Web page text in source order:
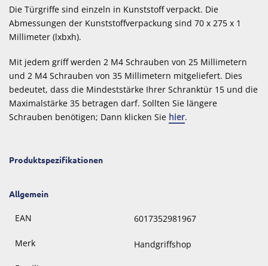
Die Türgriffe sind einzeln in Kunststoff verpackt. Die
Abmessungen der Kunststoffverpackung sind 70 x 275 x 1
Millimeter (lxbxh).
Mit jedem griff werden 2 M4 Schrauben von 25 Millimetern
und 2 M4 Schrauben von 35 Millimetern mitgeliefert. Dies
bedeutet, dass die Mindeststärke Ihrer Schranktür 15 und die
Maximalstärke 35 betragen darf. Sollten Sie längere
Schrauben benötigen; Dann klicken Sie hier.
Produktspezifikationen
Allgemein
EAN 6017352981967
Merk Handgriffshop